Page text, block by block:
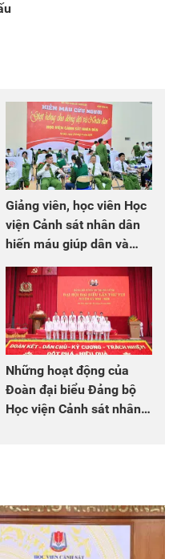
Giảng viên, học viên Học
viện Cảnh sát nhân dân
hiến máu giúp dân và
đồng đội
Những hoạt động của
Đoàn đại biểu Đảng bộ
Học viện Cảnh sát nhân